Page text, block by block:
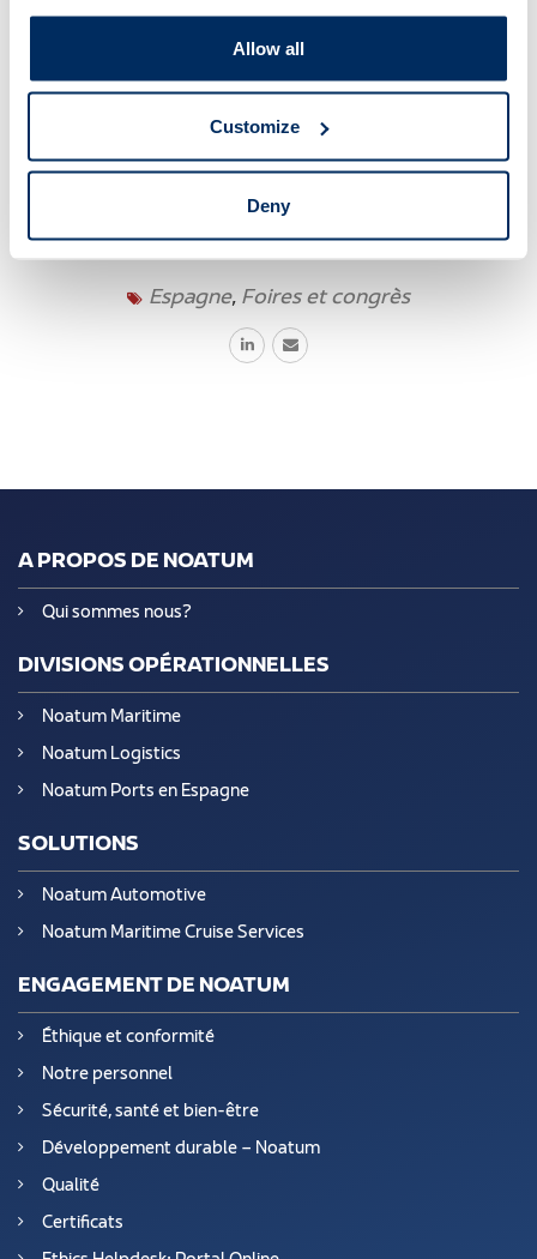
Allow all
Customize
Deny
Espagne, Foires et congrès
A PROPOS DE NOATUM
Qui sommes nous?
DIVISIONS OPÉRATIONNELLES
Noatum Maritime
Noatum Logistics
Noatum Ports en Espagne
SOLUTIONS
Noatum Automotive
Noatum Maritime Cruise Services
ENGAGEMENT DE NOATUM
Éthique et conformité
Notre personnel
Sécurité, santé et bien-être
Développement durable – Noatum
Qualité
Certificats